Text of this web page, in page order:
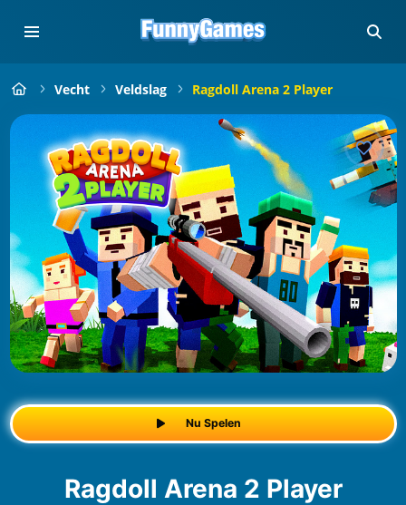
Vecht Veldslag Ragdoll Arena 2 Player
Nu Spelen
Ragdoll Arena 2 Player